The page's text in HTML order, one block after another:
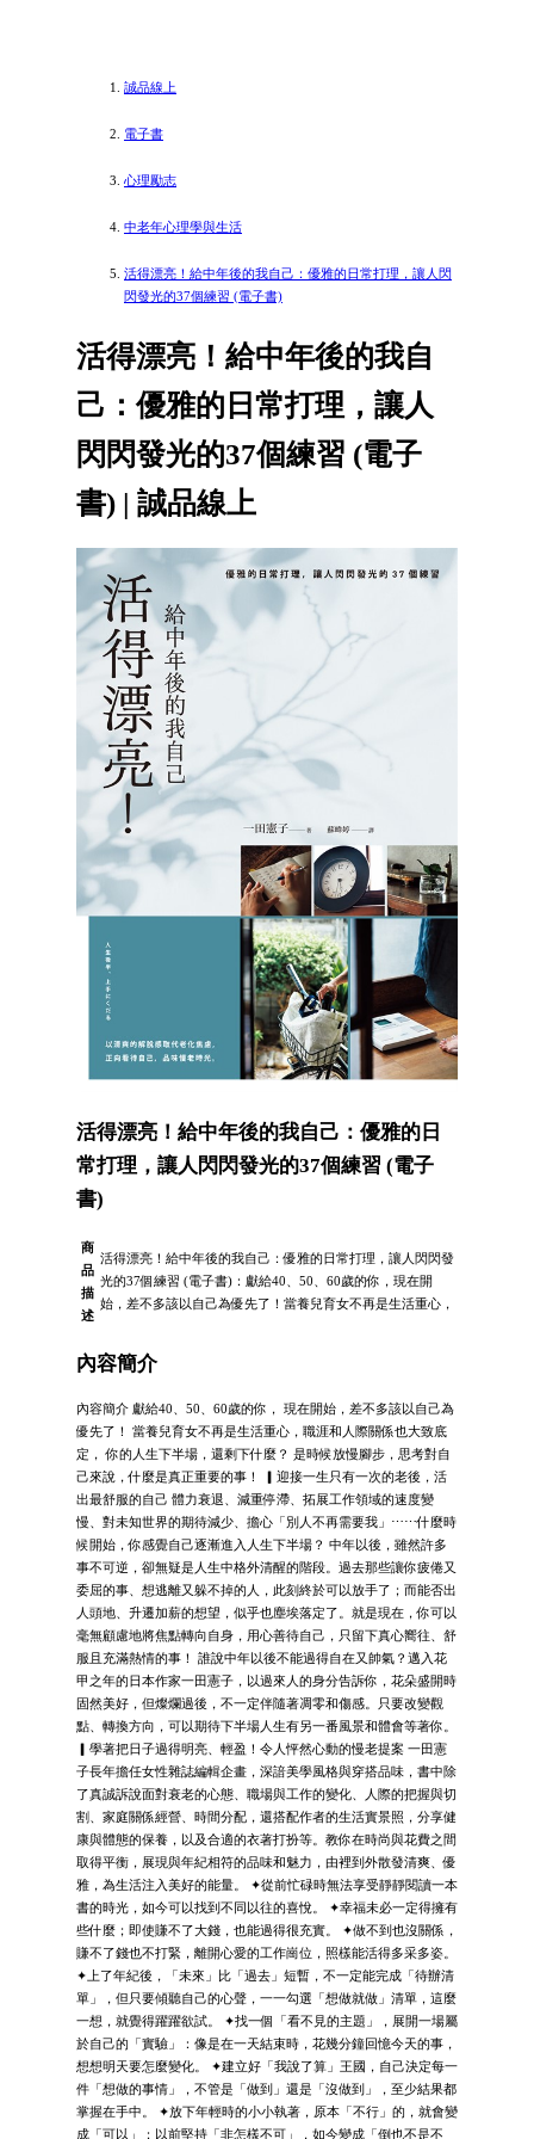
誠品線上
電子書
心理勵志
中老年心理學與生活
活得漂亮！給中年後的我自己：優雅的日常打理，讓人閃
閃發光的37個練習 (電子書)
活得漂亮！給中年後的我自
己：優雅的日常打理，讓人
閃閃發光的37個練習 (電子
書) | 誠品線上
活得漂亮！給中年後的我自己：優雅的日
常打理，讓人閃閃發光的37個練習 (電子
書)
商
品
描
述
活得漂亮！給中年後的我自己：優雅的日常打理，讓人閃閃發
光的37個練習 (電子書)：獻給40、50、60歲的你，現在開
始，差不多該以自己為優先了！當養兒育女不再是生活重心，
內容簡介
內容簡介 獻給40、50、60歲的你， 現在開始，差不多該以自己為
優先了！ 當養兒育女不再是生活重心，職涯和人際關係也大致底
定， 你的人生下半場，還剩下什麼？ 是時候放慢腳步，思考對自
己來說，什麼是真正重要的事！ ▎迎接一生只有一次的老後，活
出最舒服的自己 體力衰退、減重停滯、拓展工作領域的速度變
慢、對未知世界的期待減少、擔心「別人不再需要我」⋯⋯什麼時
候開始，你感覺自己逐漸進入人生下半場？ 中年以後，雖然許多
事不可逆，卻無疑是人生中格外清醒的階段。過去那些讓你疲倦又
委屈的事、想逃離又躲不掉的人，此刻終於可以放手了；而能否出
人頭地、升遷加薪的想望，似乎也塵埃落定了。就是現在，你可以
毫無顧慮地將焦點轉向自身，用心善待自己，只留下真心嚮往、舒
服且充滿熱情的事！ 誰說中年以後不能過得自在又帥氣？邁入花
甲之年的日本作家一田憲子，以過來人的身分告訴你，花朵盛開時
固然美好，但燦爛過後，不一定伴隨著凋零和傷感。只要改變觀
點、轉換方向，可以期待下半場人生有另一番風景和體會等著你。
▎學著把日子過得明亮、輕盈！令人怦然心動的慢老提案 一田憲
子長年擔任女性雜誌編輯企畫，深諳美學風格與穿搭品味，書中除
了真誠訴說面對衰老的心態、職場與工作的變化、人際的把握與切
割、家庭關係經營、時間分配，還搭配作者的生活實景照，分享健
康與體態的保養，以及合適的衣著打扮等。教你在時尚與花費之間
取得平衡，展現與年紀相符的品味和魅力，由裡到外散發清爽、優
雅，為生活注入美好的能量。 ✦從前忙碌時無法享受靜靜閱讀一本
書的時光，如今可以找到不同以往的喜悅。 ✦幸福未必一定得擁有
些什麼；即使賺不了大錢，也能過得很充實。 ✦做不到也沒關係，
賺不了錢也不打緊，離開心愛的工作崗位，照樣能活得多采多姿。
✦上了年紀後，「未來」比「過去」短暫，不一定能完成「待辦清
單」，但只要傾聽自己的心聲，一一勾選「想做就做」清單，這麼
一想，就覺得躍躍欲試。 ✦找一個「看不見的主題」，展開一場屬
於自己的「實驗」：像是在一天結束時，花幾分鐘回憶今天的事，
想想明天要怎麼變化。 ✦建立好「我說了算」王國，自己決定每一
件「想做的事情」，不管是「做到」還是「沒做到」，至少結果都
掌握在手中。 ✦放下年輕時的小小執著，原本「不行」的，就會變
成「可以」；以前堅持「非怎樣不可」，如今變成「倒也不是不